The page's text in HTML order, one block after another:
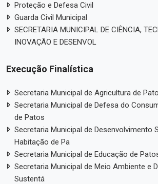
Proteção e Defesa Civil
Guarda Civil Municipal
SECRETARIA MUNICIPAL DE CIÊNCIA,
INOVAÇÃO E DESENVOL
Execução Finalística
Secretaria Municipal de Agricultura de
Secretaria Municipal de Defesa do
de Patos
Secretaria Municipal de Desenvolvimento
Habitação de Pa
Secretaria Municipal de Educação de
Secretaria Municipal de Meio Ambiente e
Sustentá